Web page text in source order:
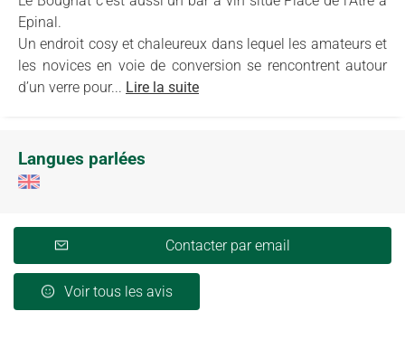
Epinal.
Un endroit cosy et chaleureux dans lequel les amateurs et
les novices en voie de conversion se rencontrent autour
d’un verre pour... Lire la suite
Langues parlées
Contacter par email
Voir tous les avis